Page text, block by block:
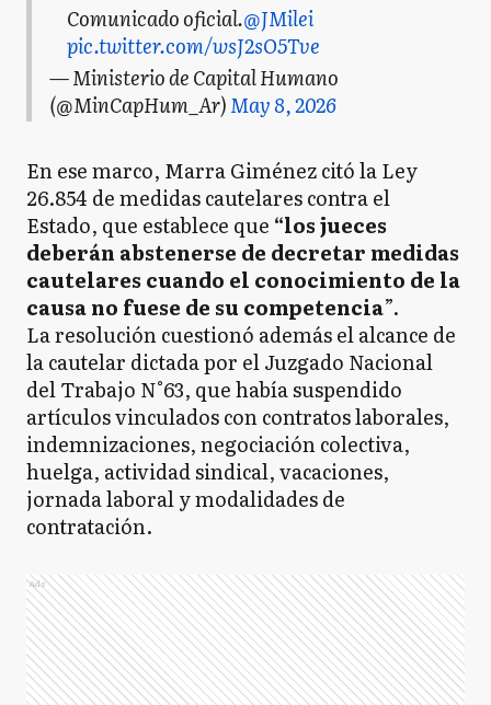
Comunicado oficial.@JMilei
pic.twitter.com/wsJ2sO5Tve
— Ministerio de Capital Humano
(@MinCapHum_Ar)May 8, 2026
En ese marco, Marra Giménez citó la Ley
26.854 de medidas cautelares contra el
Estado, que establece que “los jueces
deberán abstenerse de decretar medidas
cautelares cuando el conocimiento de la
causa no fuese de su competencia”.
La resolución cuestionó además el alcance de
la cautelar dictada por el Juzgado Nacional
del Trabajo N°63, que había suspendido
artículos vinculados con contratos laborales,
indemnizaciones, negociación colectiva,
huelga, actividad sindical, vacaciones,
jornada laboral y modalidades de
contratación.
Ads